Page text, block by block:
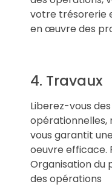
votre trésorerie
en œuvre des
4. Travaux
Liberez-vous
vous garantit
oeuvre efficace.
Organisation du
des opérations